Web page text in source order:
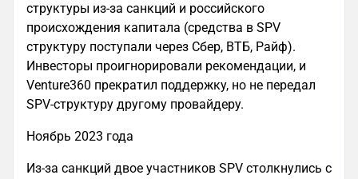
структуры из-за санкций и российского
происхождения капитала (средства в SPV
структуру поступали через Сбер, ВТБ, Райф).
Инвесторы проигнорировали рекомендации, и
Venture360 прекратил поддержку, но не передал
SPV-структуру другому провайдеру.
Ноябрь 2023 года
Из-за санкций двое участников SPV столкнулись с